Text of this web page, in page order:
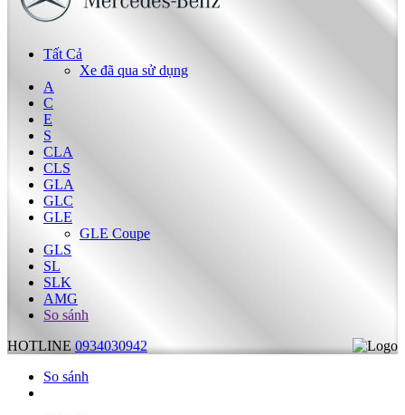
Tất Cả
Xe đã qua sử dụng
A
C
E
S
CLA
CLS
GLA
GLC
GLE
GLE Coupe
GLS
SL
SLK
AMG
So sánh
HOTLINE 0934030942
So sánh